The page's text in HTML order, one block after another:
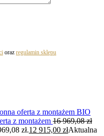
oraz regulamin sklepu
BIO
z montażem 16 969,08zł
zł.12 915,00 złAktualna